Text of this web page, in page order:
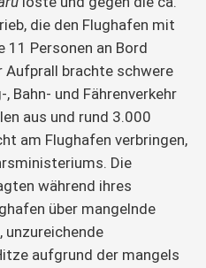
die den Flughafen mit
11 Personen an Bord
Aufprall brachte schwere
Bahn- und Fährenverkehr
aus und rund 3.000
am Flughafen verbringen,
Die
während ihres
über mangelnde
aufgrund der mangels